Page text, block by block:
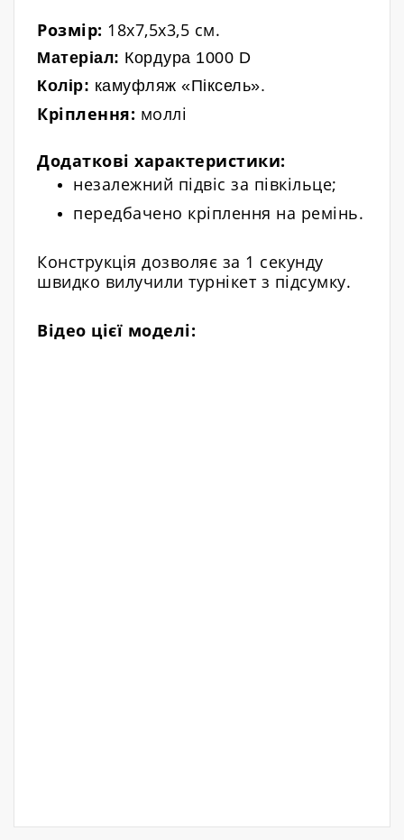
Розмір: 18x7,5x3,5 см.
Матеріал: Кордура 1000 D
Колір: камуфляж «Піксель».
Кріплення: моллі
Додаткові характеристики:
незалежний підвіс за півкільце;
передбачено кріплення на ремінь.
Конструкція дозволяє за 1 секунду
швидко вилучили турнікет з підсумку.
Відео цієї моделі: